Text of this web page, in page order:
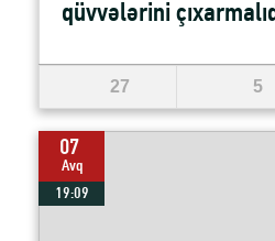
qüvvələrini
27 5
07
Avq
19:09